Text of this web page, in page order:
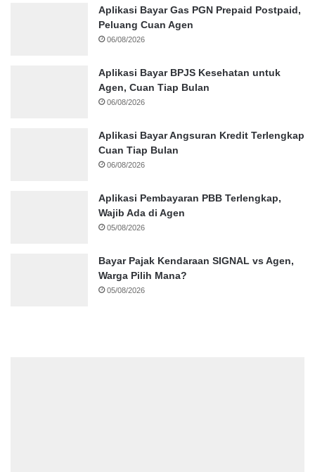
Aplikasi Bayar Gas PGN Prepaid Postpaid,
Peluang Cuan Agen
06/08/2026
Aplikasi Bayar BPJS Kesehatan untuk
Agen, Cuan Tiap Bulan
06/08/2026
Aplikasi Bayar Angsuran Kredit Terlengkap
Cuan Tiap Bulan
06/08/2026
Aplikasi Pembayaran PBB Terlengkap,
Wajib Ada di Agen
05/08/2026
Bayar Pajak Kendaraan SIGNAL vs Agen,
Warga Pilih Mana?
05/08/2026